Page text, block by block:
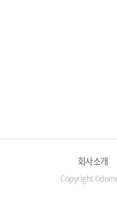
회사소개